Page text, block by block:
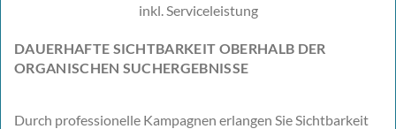
inkl. Serviceleistung
DAUERHAFTE SICHTBARKEIT OBERHALB DER
ORGANISCHEN SUCHERGEBNISSE
Durch professionelle Kampagnen erlangen Sie Sichtbarkeit